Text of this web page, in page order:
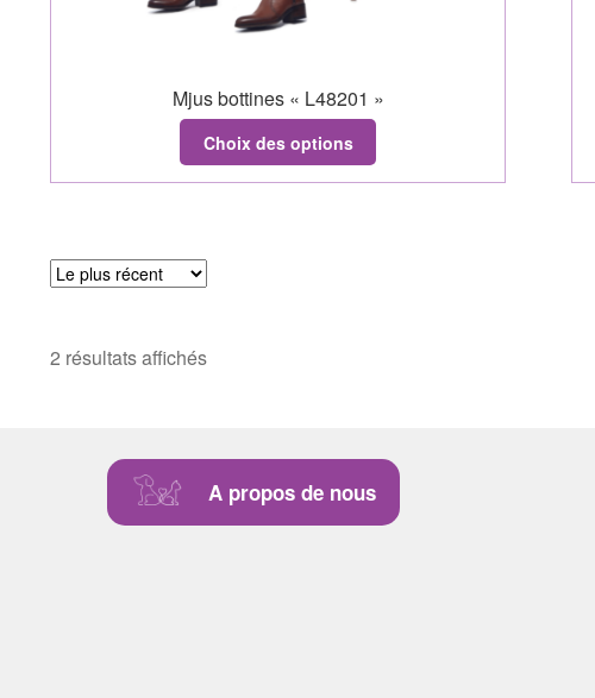
Mjus bottines « L48201 »
Choix des options
2 résultats affichés
A propos de nous